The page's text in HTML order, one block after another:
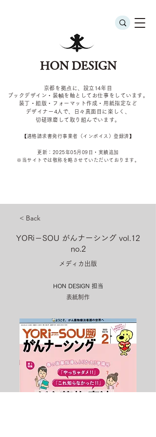
HON DESIGN
京都を拠点に、設立14年目
ブックデザイン・装幀を軸としてお仕事をしています。
装丁・組版・フォーマット作成・用紙指定など
デザイナー4 人で、日々真面目に楽しく、
切磋琢磨して取り組んでいます。
​【適格請求書発行事業者（インボイス）登録済】
更新：2025年05 月09 日・実績追加
​※当サイトでは敬称を 略させていただいております。
< Back
YORi－SOU がんナーシング vol.12
no.2
メディカ出版
HON DESIGN​ 担当
表紙制作